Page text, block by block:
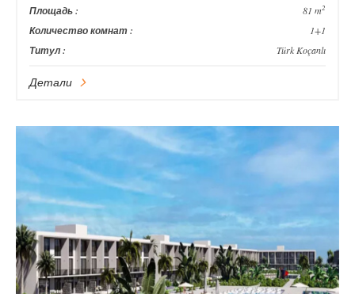
Площадь : 81 m2
Количество комнат : 1+1
Титул : Türk Koçanlı
Детали